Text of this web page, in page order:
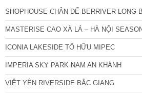
SHOPHOUSE CHÂN ĐẾ BERRIVER LONG
MASTERISE CAO XÀ LÁ – HÀ NỘI
ICONIA LAKESIDE TỐ HỮU MIPEC
IMPERIA SKY PARK NAM AN KHÁNH
VIỆT YÊN RIVERSIDE BẮC GIANG